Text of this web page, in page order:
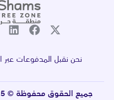
نحن نقبل المدفوعات عبر